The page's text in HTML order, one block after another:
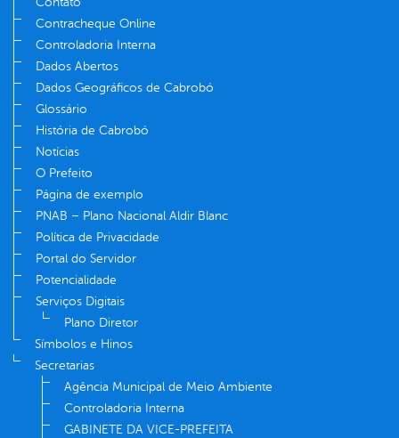
Contracheque Online
Controladoria Interna
Dados Abertos
Dados Geográficos de Cabrobó
Glossário
História de Cabrobó
Notícias
O Prefeito
Página de exemplo
PNAB – Plano Nacional Aldir Blanc
Política de Privacidade
Portal do Servidor
Potencialidade
Serviços Digitais
Plano Diretor
Símbolos e Hinos
Secretarias
Agência Municipal de Meio Ambiente
Controladoria Interna
GABINETE DA VICE-PREFEITA